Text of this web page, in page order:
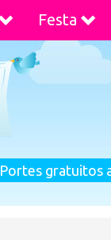
Festa
Portes gratuitos